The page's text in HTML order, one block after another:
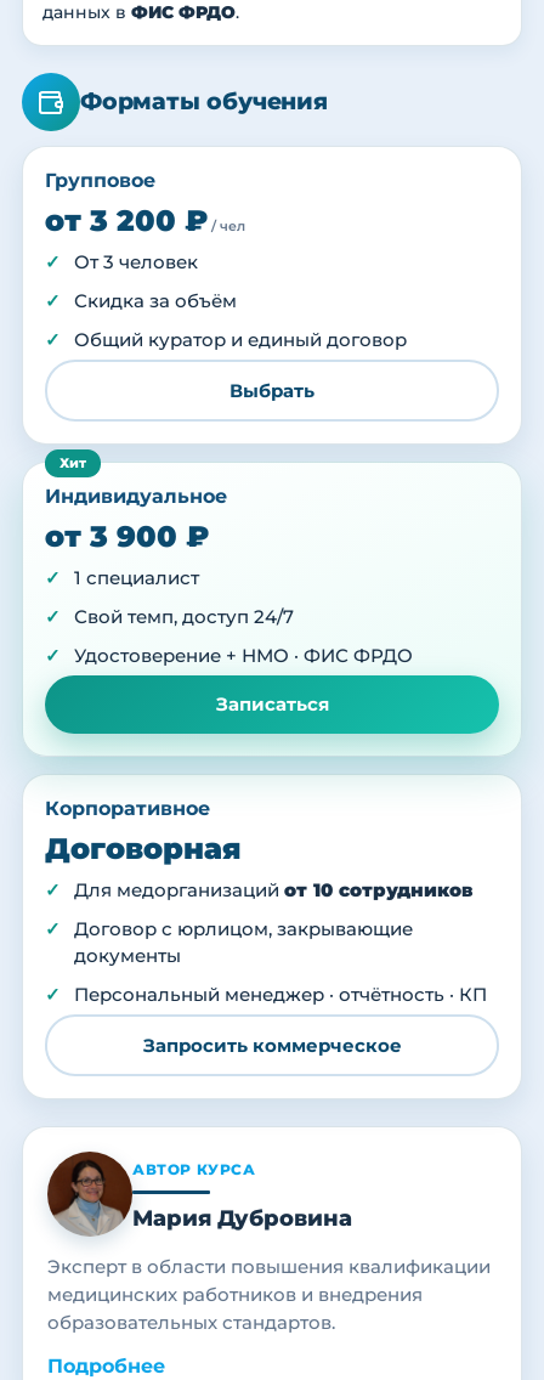
данных в ФИС ФРДО.
Форматы обучения
Групповое
от 3 200 ₽ / чел
От 3 человек
Скидка за объём
Общий куратор и единый договор
Выбрать
Индивидуальное
от 3 900 ₽
1 специалист
Свой темп, доступ 24/7
Удостоверение + НМО · ФИС ФРДО
Записаться
Корпоративное
Договорная
Для медорганизаций от 10 сотрудников
Договор с юрлицом, закрывающие
документы
Персональный менеджер · отчётность · КП
Запросить коммерческое
АВТОР КУРСА
Мария Дубровина
Эксперт в области повышения квалификации
медицинских работников и внедрения
образовательных стандартов.
Подробнее